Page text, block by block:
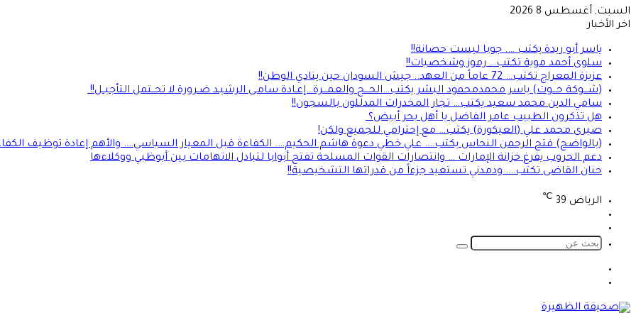
السبت, أغسطس 8 2026
اخر الأخبار
ياسر أبو ريدة يكتب …. جوبا ليست حصانة!!
سلوى أحمد موية تكتب… رموز وشخصيات!!
عزيزة المعراج تكتب… 72 عاماً من العهد.. جيش السودان حين ينادي الوطن!!
(شـــوكة حـــوت) ياسر محمدمحمود البشر يكتب…الحـــج والعمـــرة…إعـادة سامـى الرشيـد ضـرورة لا تحــتمل التأجيــل!!
سامي الدين محمد سعيد يكتب… تجار المخدرات المدللون بالسجون!!
هل تذكرون الطبيب عامر الفاضل يا أهل بحر أبيض؟
صبرى محمد علي (العيكورة) يكتب… مع إحترامي للجميع ولكن!
(بالواضح) فتح الرحمن النحاس يكتب…. علي خطي دعوة هاشم الحكيم…. الكفاءة قبل المعيار السياسي…. والأهم إعادة توظيف
دعم الحروب يفرغ خزانة الإمارات … وانتصارات القوات المسلحة تفتح أبوابا لتبادل الاتهامات بين أبوظبي ووكلاءها
حنان القاضى تكتب…. ودمدني تستعيد جزءاً من قدراتها التشخيصية!!
الرياض 39
℃
المظلم
بحث